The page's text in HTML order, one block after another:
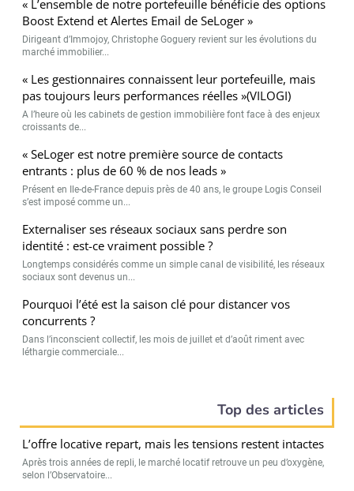
« L’ensemble de notre portefeuille bénéficie des options
Boost Extend et Alertes Email de SeLoger »
Dirigeant d’Immojoy, Christophe Goguery revient sur les évolutions du
marché immobilier...
« Les gestionnaires connaissent leur portefeuille, mais
pas toujours leurs performances réelles »(VILOGI)
A l’heure où les cabinets de gestion immobilière font face à des enjeux
croissants de...
« SeLoger est notre première source de contacts
entrants : plus de 60 % de nos leads »
Présent en Ile-de-France depuis près de 40 ans, le groupe Logis Conseil
s’est imposé comme un...
Externaliser ses réseaux sociaux sans perdre son
identité : est-ce vraiment possible ?
Longtemps considérés comme un simple canal de visibilité, les réseaux
sociaux sont devenus un...
Pourquoi l’été est la saison clé pour distancer vos
concurrents ?
Dans l’inconscient collectif, les mois de juillet et d’août riment avec
léthargie commerciale...
Top des articles
L’offre locative repart, mais les tensions restent intactes
Après trois années de repli, le marché locatif retrouve un peu d’oxygène,
selon l’Observatoire...